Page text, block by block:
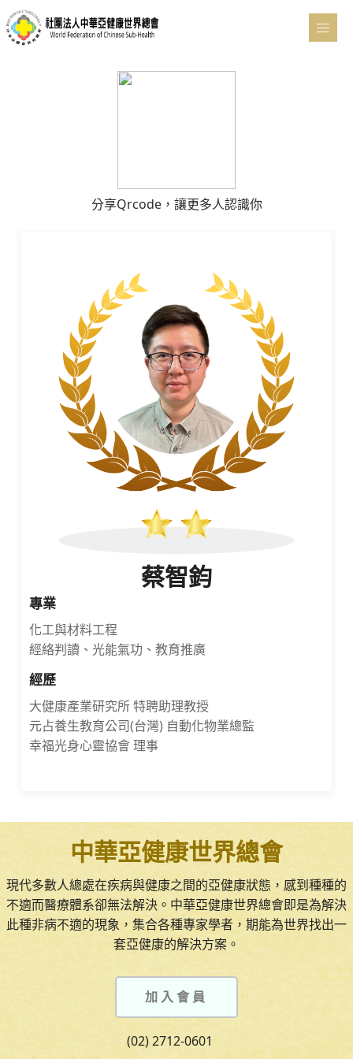
分享Qrcode，讓更多人認識你
蔡智鈞
專業
化工與材料工程
經絡判讀、光能氣功、教育推廣
經歷
大健康產業研究所 特聘助理教授
元占養生教育公司(台灣) 自動化物業總監
幸福光身心靈協會 理事
中華亞健康世界總會
現代多數人總處在疾病與健康之間的亞健康狀態，感到種種的
不適而醫療體系卻無法解決。中華亞健康世界總會即是為解決
此種非病不適的現象，集合各種專家學者，期能為世界找出一
套亞健康的解決方案。
加入會員
(02) 2712-0601